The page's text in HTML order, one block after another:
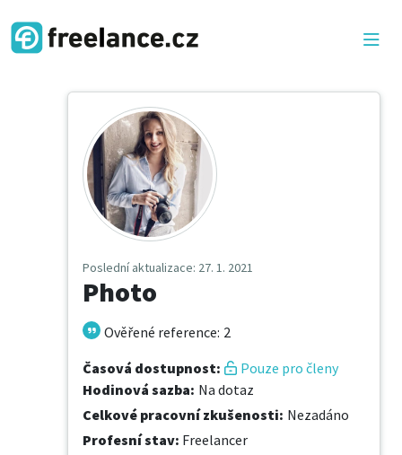
Poslední aktualizace: 27. 1. 2021
Photo
Ověřené reference: 2
Časová dostupnost:
Pouze pro členy
Hodinová sazba: Na dotaz
Celkové pracovní zkušenosti: Nezadáno
Profesní stav: Freelancer